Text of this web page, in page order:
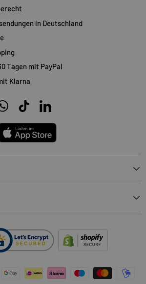
in Deutschland
Tagen mit PayPal
Klarna
WhatsAppTikTokLinkedIn
App Store